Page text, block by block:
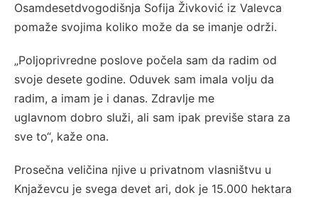
Osamdesetdvogodišnja Sofija Živković iz Valevca
pomaže svojima koliko može da se imanje održi.
„Poljoprivredne poslove počela sam da radim od
svoje desete godine. Oduvek sam imala volju da
radim, a imam je i danas. Zdravlje me
uglavnom dobro služi, ali sam ipak previše stara za
sve to“, kaže ona.
Prosečna veličina njive u privatnom vlasništvu u
Knjaževcu je svega devet ari, dok je 15.000 hektara